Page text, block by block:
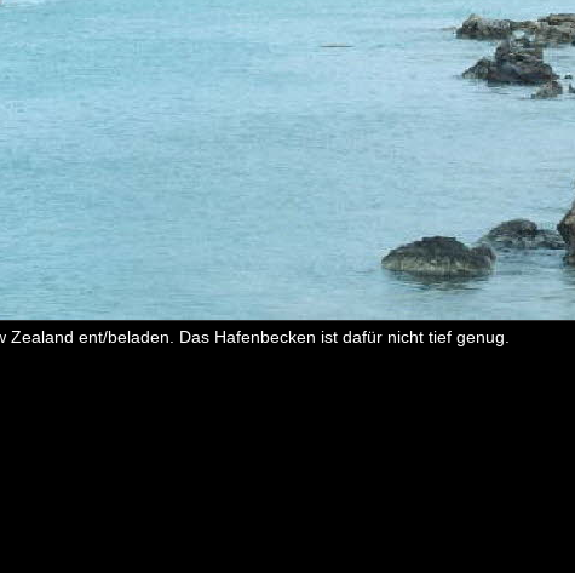
ent/beladen. Das Hafenbecken ist dafür nicht tief genug.